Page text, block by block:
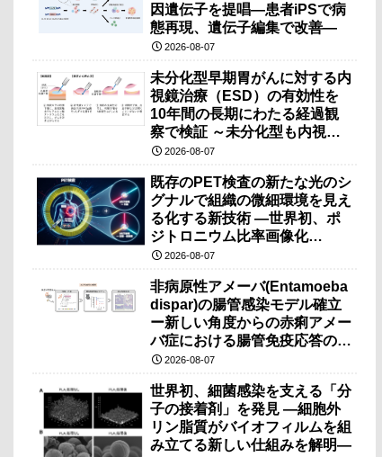
因遺伝子を提唱―患者iPSで病
態再現、遺伝子編集で改善―
2026-08-07
未分化型早期胃がんに対する内
視鏡治療（ESD）の有効性を
10年間の長期にわたる経過観
察で検証 ～未分化型も内視鏡
治療で胃の温存が可能～
2026-08-07
既存のPET検査の新たな光のシ
グナルで組織の微細環境を見え
る化する新技術 ―世界初、ポ
ジトロニウム比率画像化
（PRI）の原理検証に成功―
2026-08-07
非病原性アメーバ(Entamoeba
dispar)の腸管感染モデル確立
ー新しい角度からの赤痢アメー
バ症における腸管免疫応答の理
解に期待ー
2026-08-07
世界初、細菌感染を支える「分
子の接着剤」を発見 ―細胞外
リン脂質がバイオフィルムを組
み立てる新しい仕組みを解明―